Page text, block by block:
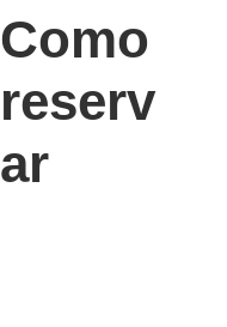
Como
reserv
ar